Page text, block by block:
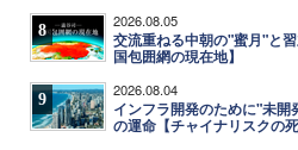
8 2026.08.05
交流重ねる中朝の"蜜月"と
国包囲網の現在地】
9 2026.08.04
インフラ開発のために"未
の運命【チャイナリスクの死